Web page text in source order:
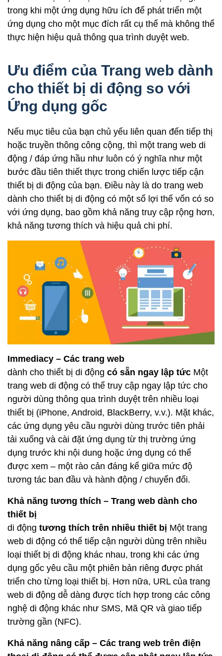
trong khi một ứng dụng hữu ích để phát triển một
ứng dụng cho một mục đích rất cụ thể mà không thể
thực hiện hiệu quả thông qua trình duyệt web.
Ưu điểm của Trang web dành
cho thiết bị di động so với
Ứng dụng gốc
Nếu mục tiêu của bạn chủ yếu liên quan đến tiếp thị
hoặc truyền thông công cộng, thì một trang web di
động / đáp ứng hầu như luôn có ý nghĩa như một
bước đầu tiên thiết thực trong chiến lược tiếp cận
thiết bị di động của bạn. Điều này là do trang web
dành cho thiết bị di động có một số lợi thế vốn có so
với ứng dụng, bao gồm khả năng truy cập rộng hơn,
khả năng tương thích và hiệu quả chi phí.
Immediacy – Các trang web
dành cho thiết bị di động có sẵn ngay lập tức Một
trang web di động có thể truy cập ngay lập tức cho
người dùng thông qua trình duyệt trên nhiều loại
thiết bị (iPhone, Android, BlackBerry, v.v.). Mặt khác,
các ứng dụng yêu cầu người dùng trước tiên phải
tải xuống và cài đặt ứng dụng từ thị trường ứng
dụng trước khi nội dung hoặc ứng dụng có thể
được xem – một rào cản đáng kể giữa mức độ
tương tác ban đầu và hành động / chuyển đổi.
Khả năng tương thích – Trang web dành cho
thiết bị
di động tương thích trên nhiều thiết bị Một trang
web di động có thể tiếp cận người dùng trên nhiều
loại thiết bị di động khác nhau, trong khi các ứng
dụng gốc yêu cầu một phiên bản riêng được phát
triển cho từng loại thiết bị. Hơn nữa, URL của trang
web di động dễ dàng được tích hợp trong các công
nghệ di động khác như SMS, Mã QR và giao tiếp
trường gần (NFC).
Khả năng nâng cấp – Các trang web trên điện